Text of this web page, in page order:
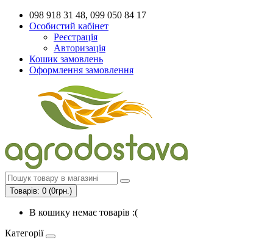
098 918 31 48, 099 050 84 17
Особистий кабінет
Реєстрація
Авторизація
Кошик замовлень
Оформлення замовлення
Товарів: 0 (0грн.)
В кошику немає товарів :(
Категорії